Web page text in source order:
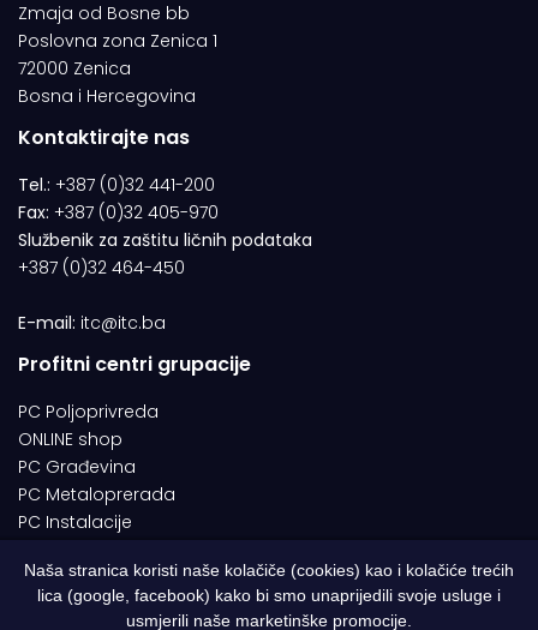
Zmaja od Bosne bb
Poslovna zona Zenica 1
72000 Zenica
Bosna i Hercegovina
Kontaktirajte nas
Tel.: +387 (0)32 441-200
Fax: +387 (0)32 405-970
Službenik za zaštitu ličnih podataka
+387 (0)32 464-450
E-mail: itc@itc.ba
Profitni centri grupacije
PC Poljoprivreda
ONLINE shop
PC Građevina
PC Metaloprerada
PC Instalacije
© 1994-2026 | ITC d.o.o. Zenica. Sva prava pridržana | Designed by
Naša stranica koristi naše kolačiče (cookies) kao i kolačiće trećih
lica (google, facebook) kako bi smo unaprijedili svoje usluge i
usmjerili naše marketinške promocije.